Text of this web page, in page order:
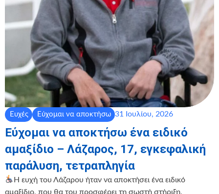
Ευχές Εύχομαι να αποκτήσω 31 Ιουλίου, 2026
Εύχομαι να αποκτήσω ένα ειδικό
αμαξίδιο – Λάζαρος, 17, εγκεφαλική
παράλυση, τετραπληγία
Η ευχή του Λάζαρου ήταν να αποκτήσει ένα ειδικό
αμαξίδιο, που θα του προσφέρει τη σωστή στήριξη,